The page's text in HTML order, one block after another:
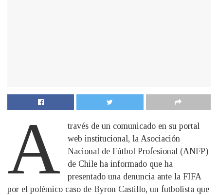
A
través de un comunicado en su portal
web institucional, la Asociación
Nacional de Fútbol Profesional (ANFP)
de Chile ha informado que ha
presentado una denuncia ante la FIFA
por el polémico caso de Byron Castillo, un futbolista que